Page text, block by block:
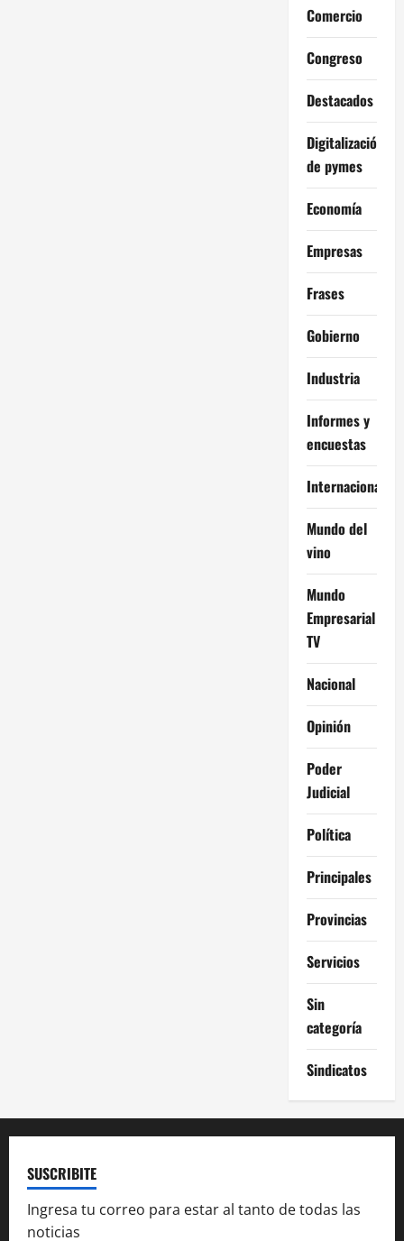
Comercio
Congreso
Destacados
Digitalización
de pymes
Economía
Empresas
Frases
Gobierno
Industria
Informes y
encuestas
Internacional
Mundo del
vino
Mundo
Empresarial
TV
Nacional
Opinión
Poder
Judicial
Política
Principales
Provincias
Servicios
Sin
categoría
Sindicatos
SUSCRIBITE
Ingresa tu correo para estar al tanto de todas las
noticias